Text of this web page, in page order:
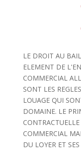
LE DROIT AU
ELEMENT DE
COMMERCIAL
SONT LES
LOUAGE QUI
DOMAINE. LE
COMMERCIAL
DU LOYER ET